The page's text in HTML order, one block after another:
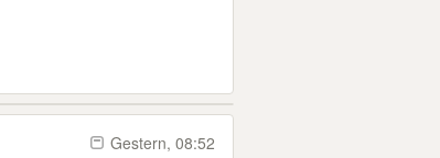
Gestern, 08:52